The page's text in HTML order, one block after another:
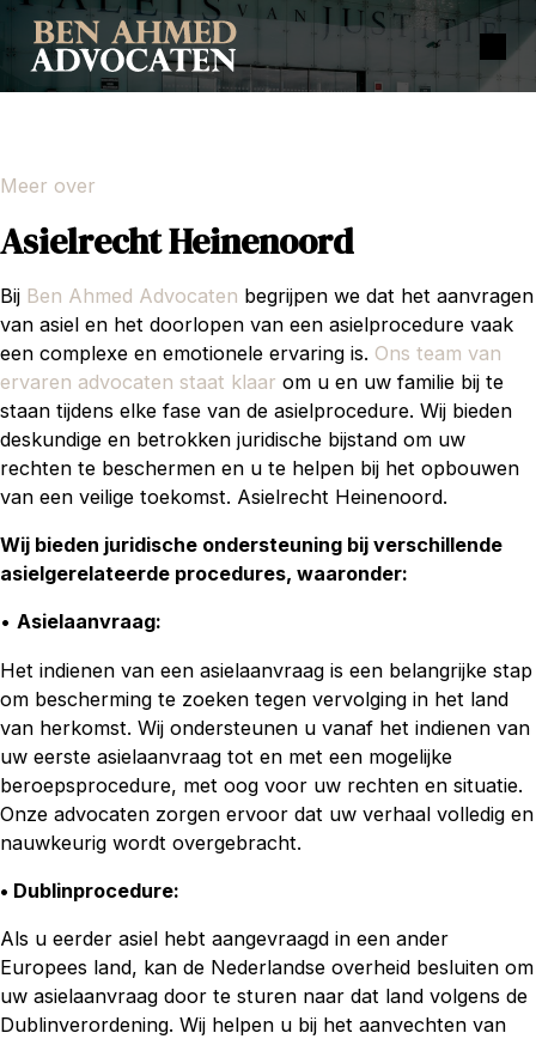
Meer over
Asielrecht Heinenoord
Bij Ben Ahmed Advocaten begrijpen we dat het aanvragen
van asiel en het doorlopen van een asielprocedure vaak
een complexe en emotionele ervaring is. Ons team van
ervaren advocaten staat klaar om u en uw familie bij te
staan tijdens elke fase van de asielprocedure. Wij bieden
deskundige en betrokken juridische bijstand om uw
rechten te beschermen en u te helpen bij het opbouwen
van een veilige toekomst. Asielrecht Heinenoord.
Wij bieden juridische ondersteuning bij verschillende
asielgerelateerde procedures, waaronder:
• Asielaanvraag:
Het indienen van een asielaanvraag is een belangrijke stap
om bescherming te zoeken tegen vervolging in het land
van herkomst. Wij ondersteunen u vanaf het indienen van
uw eerste asielaanvraag tot en met een mogelijke
beroepsprocedure, met oog voor uw rechten en situatie.
Onze advocaten zorgen ervoor dat uw verhaal volledig en
nauwkeurig wordt overgebracht.
• Dublinprocedure:
Als u eerder asiel hebt aangevraagd in een ander
Europees land, kan de Nederlandse overheid besluiten om
uw asielaanvraag door te sturen naar dat land volgens de
Dublinverordening. Wij helpen u bij het aanvechten van